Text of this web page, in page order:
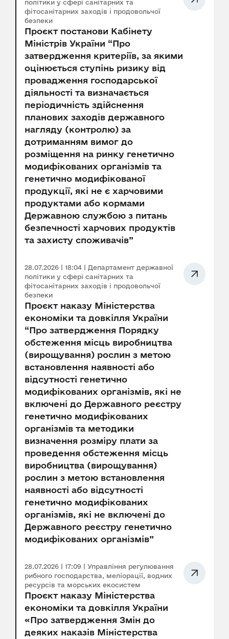
політики у сфері санітарних та
фітосанітарних заходів і продовольчої
безпеки
Проєкт постанови Кабінету
Міністрів України “Про
затвердження критеріїв, за якими
оцінюється ступінь ризику від
провадження господарської
діяльності та визначається
періодичність здійснення
планових заходів державного
нагляду (контролю) за
дотриманням вимог до
розміщення на ринку генетично
модифікованих організмів та
генетично модифікованої
продукції, які не є харчовими
продуктами або кормами
Державною службою з питань
безпечності харчових продуктів
та захисту споживачів”
28.07.2026 | 18:04 | Департамент державної
політики у сфері санітарних та
фітосанітарних заходів і продовольчої
безпеки
Проєкт наказу Міністерства
економіки та довкілля України
“Про затвердження Порядку
обстеження місць виробництва
(вирощування) рослин з метою
встановлення наявності або
відсутності генетично
модифікованих організмів, які не
включені до Державного реєстру
генетично модифікованих
організмів та методики
визначення розміру плати за
проведення обстеження місць
виробництва (вирощування)
рослин з метою встановлення
наявності або відсутності
генетично модифікованих
організмів, які не включені до
Державного реєстру генетично
модифікованих організмів”
28.07.2026 | 17:09 | Управління регулювання
рибного господарства, меліорації, водних
ресурсів та морських екосистем
Проєкт наказу Міністерства
економіки та довкілля України
«Про затвердження Змін до
деяких наказів Міністерства